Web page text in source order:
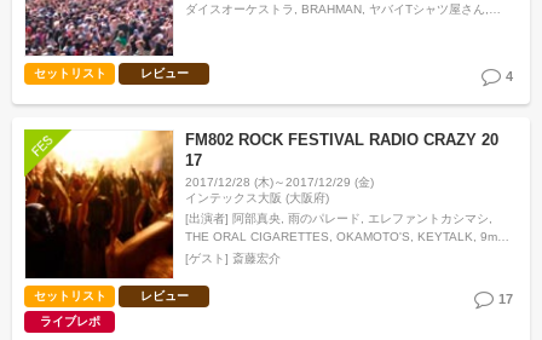
ダイスオーケストラ, BRAHMAN, ヤバイTシャツ屋さん,
セットリスト レビュー 4
FM802 ROCK FESTIVAL RADIO CRAZY 20
17
2017/12/28 (木)～2017/12/29 (金)
インテックス大阪 (大阪府)
[出演者] 阿部真央, 雨のパレード, エレファントカシマシ,
THE ORAL CIGARETTES, OKAMOTO'S, KEYTALK, 9mm
Parabellum Bullet, SHISHAMO, go!go!van…
[ゲスト] 斎藤宏介
セットリスト
レビュー
ライブレポ
17